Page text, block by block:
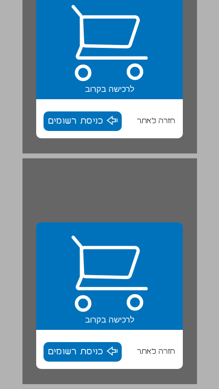
לרכישה בקרוב
חזרה לאתר כניסת רשומים
לרכישה בקרוב
חזרה לאתר כניסת רשומים